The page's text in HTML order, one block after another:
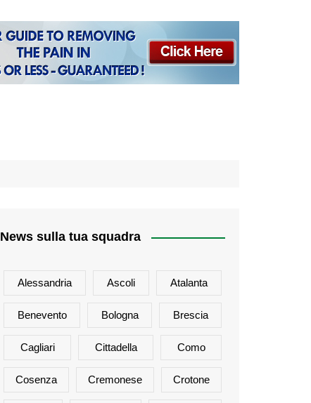
News sulla tua squadra
Alessandria Ascoli Atalanta
Benevento Bologna Brescia
Cagliari Cittadella Como
Cosenza Cremonese Crotone